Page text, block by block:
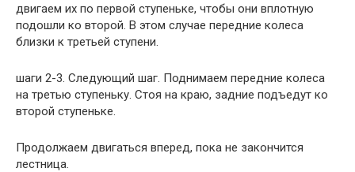
двигаем их по первой ступеньке, чтобы они вплотную
подошли ко второй. В этом случае передние колеса
близки к третьей ступени.
шаги 2-3. Следующий шаг. Поднимаем передние колеса
на третью ступеньку. Стоя на краю, задние подъедут ко
второй ступеньке.
Продолжаем двигаться вперед, пока не закончится
лестница.